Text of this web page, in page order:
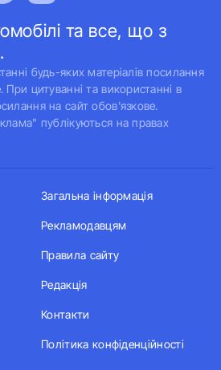
та все, що з
будь-яких матеріалів посилання
цитуванні та використанні в
на сайт обов'язкове.
публікуються на правах
Загальна інформація
Рекламодавцям
Правила сайту
Редакція
Контакти
Політика конфіденційності